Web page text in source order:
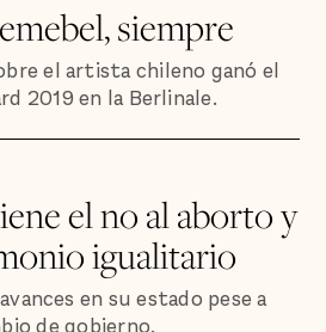
siempre
el artista chileno ganó el
2019 en la Berlinale.
el no al aborto y
igualitario
en su estado pese a